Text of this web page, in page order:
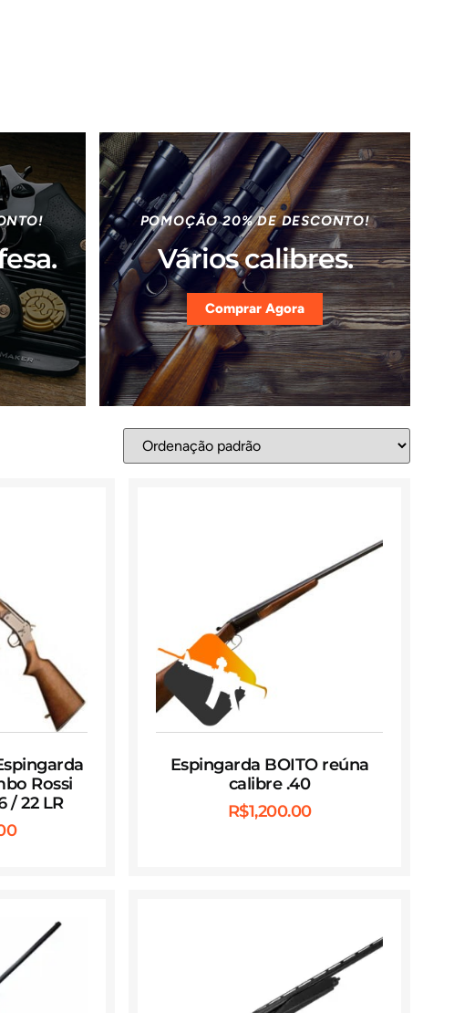
POMOÇÃO 20% DE DESCONTO!
Vários calibres.
Comprar Agora
Rossi
/ 22 LR
Espingarda BOITO reúna
calibre .40
R$1,200.00